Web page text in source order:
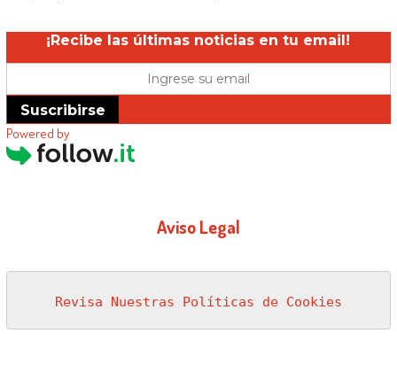
¡Recibe las últimas noticias en tu email!
Suscribirse
Powered by
Aviso Legal
Revisa Nuestras Políticas de Cookies